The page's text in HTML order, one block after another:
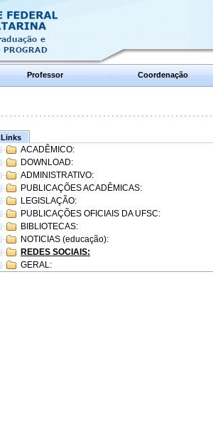
Professor Coordenação
Links
ACADÊMICO:
DOWNLOAD:
ADMINISTRATIVO:
PUBLICAÇÕES ACADÊMICAS:
LEGISLAÇÃO:
PUBLICAÇÕES OFICIAIS DA UFSC:
BIBLIOTECAS:
NOTICIAS (educação):
REDES SOCIAIS:
GERAL: